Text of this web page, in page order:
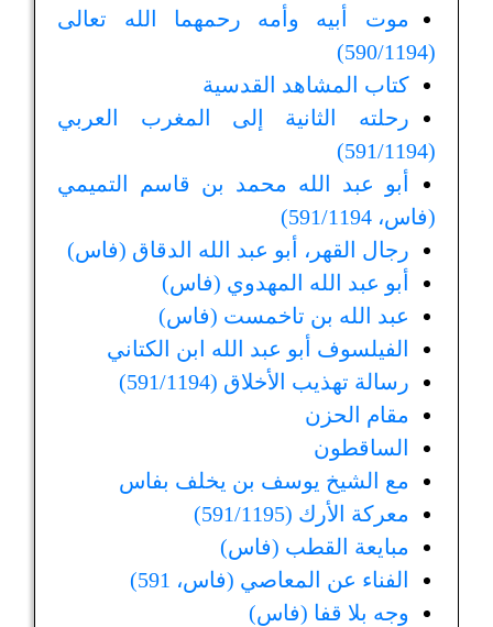
موت أبيه وأمه رحمهما الله تعالى
(590/1194)
كتاب المشاهد القدسية
رحلته الثانية إلى المغرب العربي
(591/1194)
أبو عبد الله محمد بن قاسم التميمي
(فاس، 591/1194)
رجال القهر، أبو عبد الله الدقاق (فاس)
أبو عبد الله المهدوي (فاس)
عبد الله بن تاخمست (فاس)
الفيلسوف أبو عبد الله ابن الكتاني
رسالة تهذيب الأخلاق (591/1194)
مقام الحزن
الساقطون
مع الشيخ يوسف بن يخلف بفاس
معركة الأرك (591/1195)
مبايعة القطب (فاس)
الفناء عن المعاصي (فاس، 591)
وجه بلا قفا (فاس)